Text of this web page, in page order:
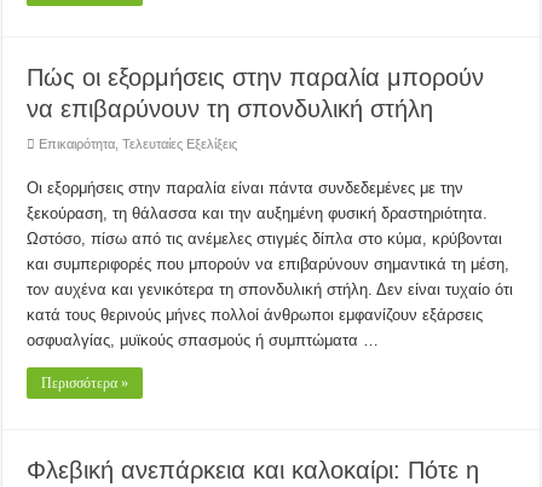
Πώς οι εξορμήσεις στην παραλία μπορούν
να επιβαρύνουν τη σπονδυλική στήλη
Επικαιρότητα ,Τελευταίες Εξελίξεις
Οι εξορμήσεις στην παραλία είναι πάντα συνδεδεμένες με την
ξεκούραση, τη θάλασσα και την αυξημένη φυσική δραστηριότητα.
Ωστόσο, πίσω από τις ανέμελες στιγμές δίπλα στο κύμα, κρύβονται
και συμπεριφορές που μπορούν να επιβαρύνουν σημαντικά τη μέση,
τον αυχένα και γενικότερα τη σπονδυλική στήλη. Δεν είναι τυχαίο ότι
κατά τους θερινούς μήνες πολλοί άνθρωποι εμφανίζουν εξάρσεις
οσφυαλγίας, μυϊκούς σπασμούς ή συμπτώματα …
Περισσότερα »
Φλεβική ανεπάρκεια και καλοκαίρι: Πότε η